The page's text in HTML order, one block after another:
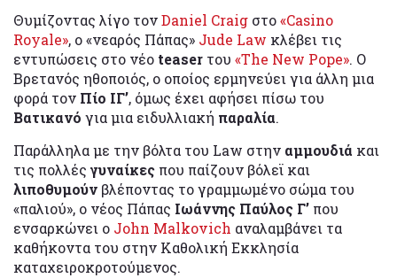
Θυμίζοντας λίγο τονDaniel Craig στο«Casino
Royale», ο «νεαρός Πάπας» Jude Law κλέβει τις
εντυπώσεις στο νέο teaser του «The New Pope». Ο
Βρετανός ηθοποιός, ο οποίος ερμηνεύει για άλλη μια
φορά τον Πίο ΙΓ’, όμως έχει αφήσει πίσω του
Βατικανό για μια ειδυλλιακή παραλία.
Παράλληλα με την βόλτα του Law στην αμμουδιά και
τις πολλές γυναίκες που παίζουν βόλεϊ και
λιποθυμούν βλέποντας το γραμμωμένο σώμα του
«παλιού», ο νέος Πάπας Ιωάννης Παύλος Γ’ που
ενσαρκώνει ο John Malkovich αναλαμβάνει τα
καθήκοντα του στην Καθολική Εκκλησία
καταχειροκροτούμενος.